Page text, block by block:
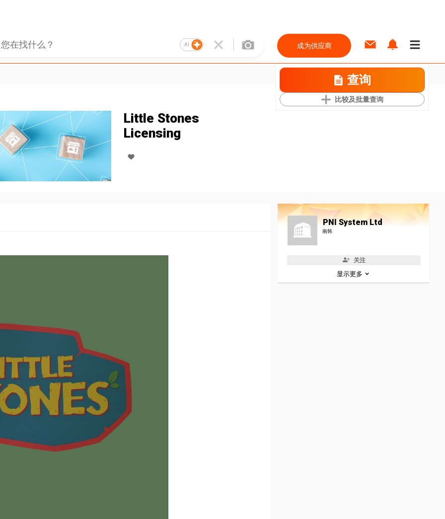
AI 成为供应商
查询
比较及批量查询
Little Stones
Licensing
PNI System Ltd
南韩
关注
显示更多